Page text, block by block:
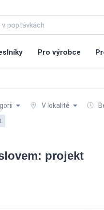
Pro výrobce
V lokalitě
projekt